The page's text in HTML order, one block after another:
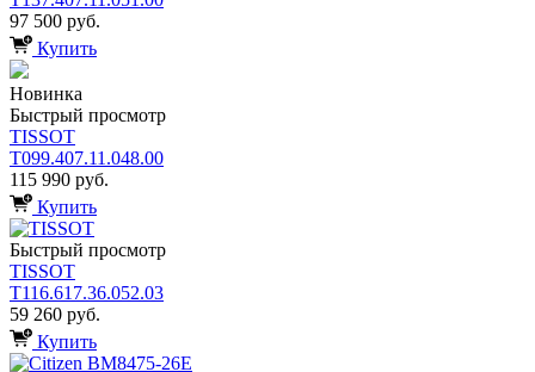
97 500 руб.
Купить
Новинка
Быстрый просмотр
TISSOT
T099.407.11.048.00
115 990 руб.
Купить
Быстрый просмотр
TISSOT
T116.617.36.052.03
59 260 руб.
Купить